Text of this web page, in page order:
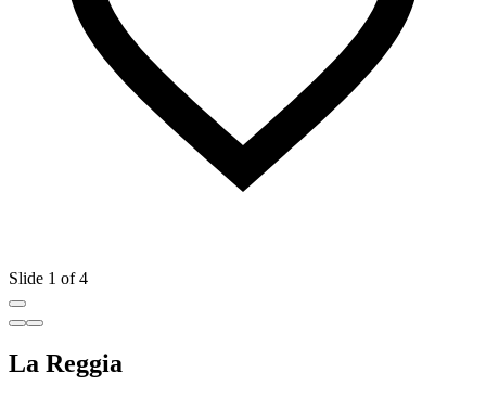
Slide 1 of 4
La Reggia